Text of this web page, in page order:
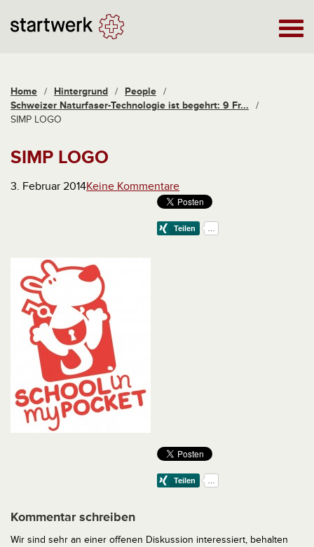
Home / Hintergrund / People /
Schweizer Naturfaser-Technologie ist begehrt: 9 Fr...
/
SIMP LOGO
SIMP LOGO
3. Februar 2014Keine Kommentare
Kommentar schreiben
Wir sind sehr an einer offenen Diskussion interessiert, behalten